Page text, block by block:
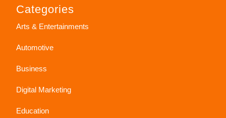
Categories
Arts & Entertainments
Automotive
Business
Digital Marketing
Education